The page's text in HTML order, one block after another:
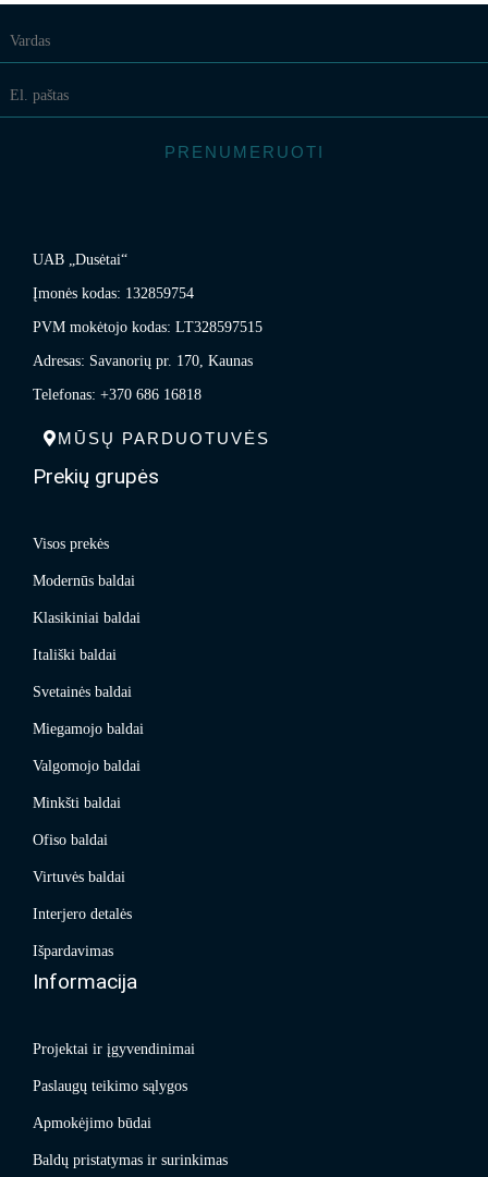
PRENUMERUOTI
UAB „Dusėtai“
Įmonės kodas: 132859754
PVM mokėtojo kodas: LT328597515
Adresas: Savanorių pr. 170, Kaunas
Telefonas: +370 686 16818
MŪSŲ PARDUOTUVĖS
Prekių grupės
Visos prekės
Modernūs baldai
Klasikiniai baldai
Itališki baldai
Svetainės baldai
Miegamojo baldai
Valgomojo baldai
Minkšti baldai
Ofiso baldai
Virtuvės baldai
Interjero detalės
Išpardavimas
Informacija
Projektai ir įgyvendinimai
Paslaugų teikimo sąlygos
Apmokėjimo būdai
Baldų pristatymas ir surinkimas